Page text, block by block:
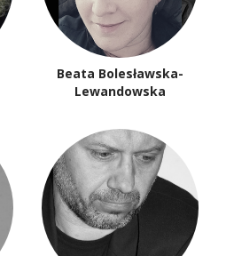
Beata Bolesławska-
Lewandowska